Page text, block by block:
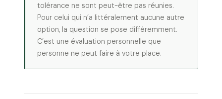
tolérance ne sont peut-être pas réunies.
Pour celui qui n’a littéralement aucune autre
option, la question se pose différemment.
C’est une évaluation personnelle que
personne ne peut faire à votre place.